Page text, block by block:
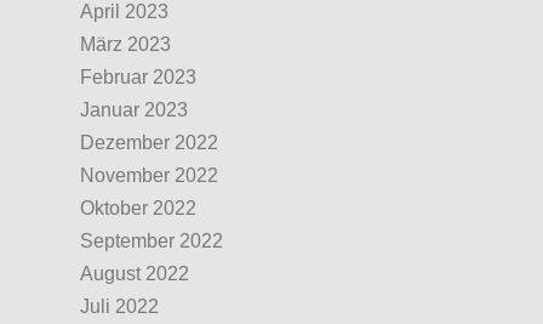
April 2023
März 2023
Februar 2023
Januar 2023
Dezember 2022
November 2022
Oktober 2022
September 2022
August 2022
Juli 2022